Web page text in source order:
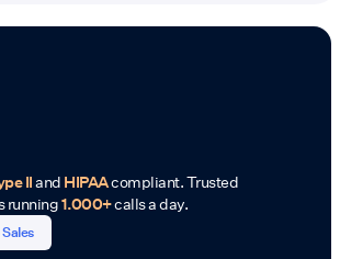
IIand HIPAAcompliant. Trusted
running1.000+calls a day.